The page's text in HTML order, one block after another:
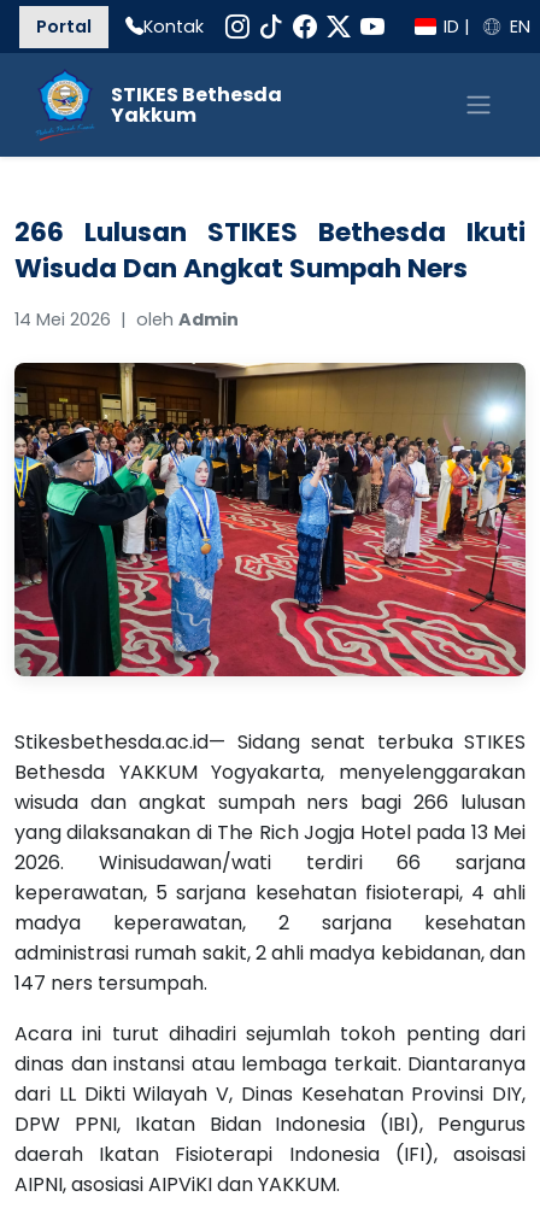
Portal Kontak ID | EN
STIKES Bethesda
Yakkum
266 Lulusan STIKES Bethesda Ikuti
Wisuda Dan Angkat Sumpah Ners
14 Mei 2026 | oleh Admin
Stikesbethesda.ac.id— Sidang senat terbuka STIKES
Bethesda YAKKUM Yogyakarta, menyelenggarakan
wisuda dan angkat sumpah ners bagi 266 lulusan
yang dilaksanakan di The Rich Jogja Hotel pada 13 Mei
2026. Winisudawan/wati terdiri 66 sarjana
keperawatan, 5 sarjana kesehatan fisioterapi, 4 ahli
madya keperawatan, 2 sarjana kesehatan
administrasi rumah sakit, 2 ahli madya kebidanan, dan
147 ners tersumpah.
Acara ini turut dihadiri sejumlah tokoh penting dari
dinas dan instansi atau lembaga terkait. Diantaranya
dari LL Dikti Wilayah V, Dinas Kesehatan Provinsi DIY,
DPW PPNI, Ikatan Bidan Indonesia (IBI), Pengurus
daerah Ikatan Fisioterapi Indonesia (IFI), asoisasi
AIPNI, asosiasi AIPViKI dan YAKKUM.